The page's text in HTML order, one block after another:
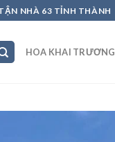
NHÀ 63 TỈNH THÀNH
HOA KHAI TRƯƠNG